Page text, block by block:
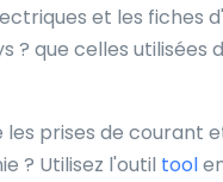
et les fiches
? que celles utilisées
les prises de courant
? Utilisez l'outil tool